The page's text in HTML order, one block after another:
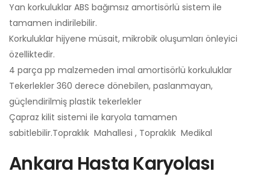
Yan korkuluklar ABS bağımsız amortisörlü sistem ile
tamamen indirilebilir.
Korkuluklar hijyene müsait, mikrobik oluşumları önleyici
özelliktedir.
4 parça pp malzemeden imal amortisörlü korkuluklar
Tekerlekler 360 derece dönebilen, paslanmayan,
güçlendirilmiş plastik tekerlekler
Çapraz kilit sistemi ile karyola tamamen
sabitlebilir.Topraklık Mahallesi , Topraklık Medikal
Ankara Hasta Karyolası